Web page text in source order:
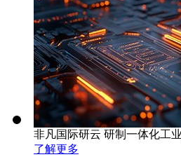
非凡国际研云 研制一体化工
了解更多